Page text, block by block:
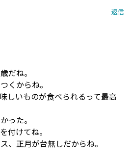
返信
だね。
くからね。
しいものが食べられるって最高
った。
付けてね。
、正月が台無しだからね。